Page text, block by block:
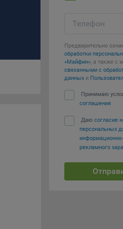
Телефон
Предварительно
обработки
«Майфин», а также с
связанными с
данных и
Принимаю
соглашения
Даю согласие
персональных
рекламного